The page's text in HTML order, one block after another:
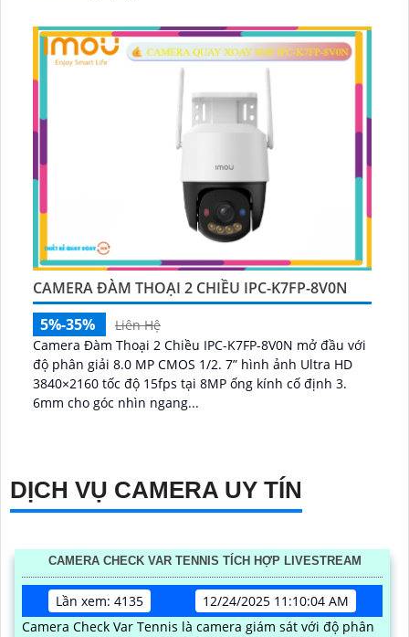
CAMERA ĐÀM THOẠI 2 CHIỀU IPC-K7FP-8V0N
5%-35%
Liên Hệ
Camera Đàm Thoại 2 Chiều IPC-K7FP-8V0N mở đầu với
độ phân giải 8.0 MP CMOS 1/2. 7” hình ảnh Ultra HD
3840×2160 tốc độ 15fps tại 8MP ống kính cố định 3.
6mm cho góc nhìn ngang...
DỊCH VỤ CAMERA UY TÍN
CAMERA CHECK VAR TENNIS TÍCH HỢP LIVESTREAM
Lần xem: 4135
12/24/2025 11:10:04 AM
Camera Check Var Tennis là camera giám sát với độ phân